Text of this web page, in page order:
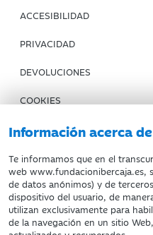
Información acerca
Te informamos que en el
web www.fundacionibercaja.es,
de datos anónimos) y de
dispositivo del usuario, de
utilizan exclusivamente para
de la navegación en un sitio
ACCESIBILIDAD
PRIVACIDAD
DEVOLUCIONES
COOKIES
CONDICIONES DE COMPRA
IBERCAJA BANCO
Fundación Bancaria Ibercaja.
Inscrita en el Registro de
Cultura y Deporte con el nº